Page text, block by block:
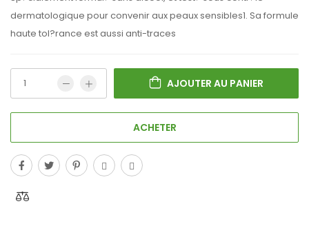
dermatologique pour convenir aux peaux sensibles1. Sa formule
haute tol?rance est aussi anti-traces
AJOUTER AU PANIER
ACHETER